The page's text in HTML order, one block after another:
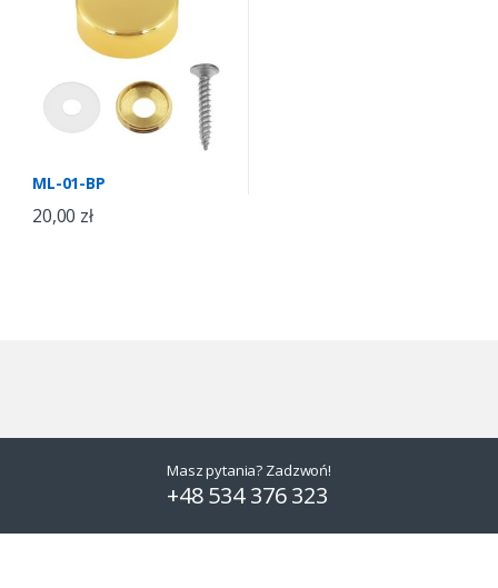
ML-01-BP
20,00 zł
Masz pytania? Zadzwoń!
+48 534 376 323